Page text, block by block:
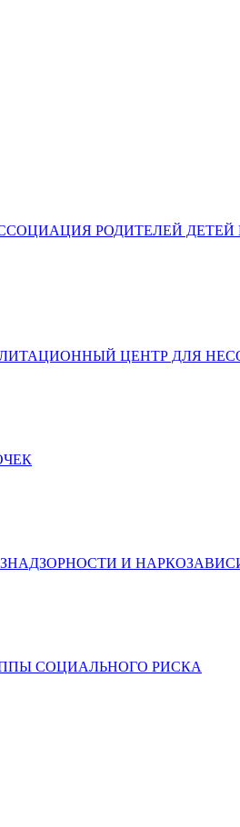
РОДИТЕЛЕЙ
ЦЕНТР ДЛЯ
И
СОЦИАЛЬНОГО РИСКА